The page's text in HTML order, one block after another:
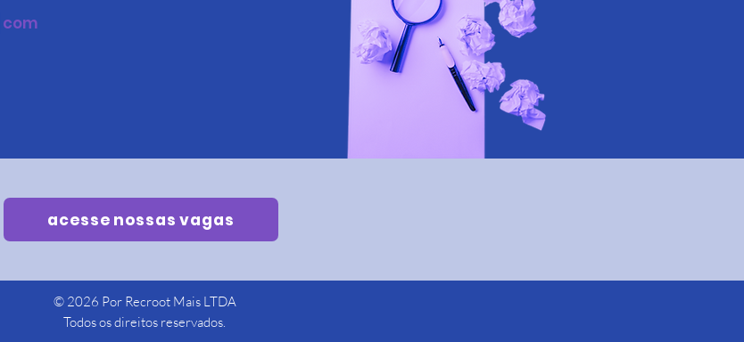
com
acesse nossas vagas
© 2026 Por Recroot Mais LTDA
Todos os direitos reservados.